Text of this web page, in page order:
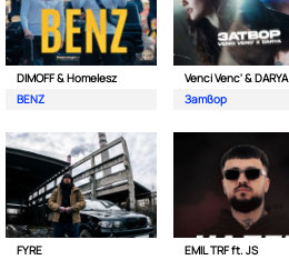
DIMOFF & Homelesz
BENZ
Venci Venc' & DARYA
Затвор
FYRE
EMIL TRF ft. JS